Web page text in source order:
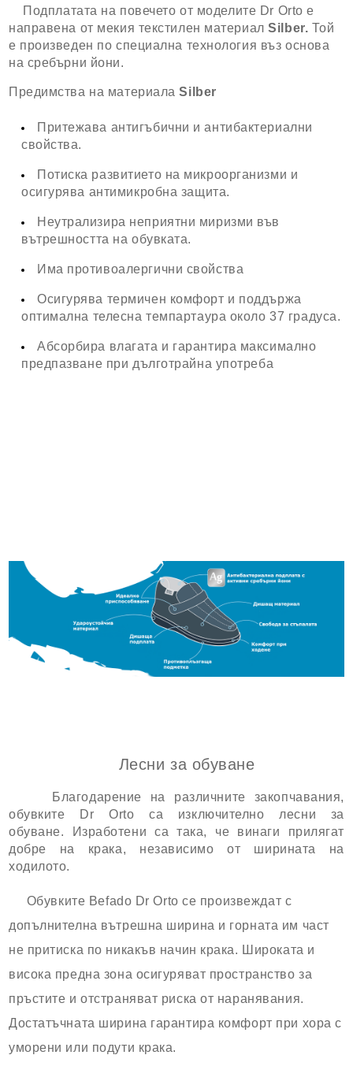
Подплатата на повечето от моделите Dr Orto е
направена от мекия текстилен материалSilber. Той
е произведен по специална технология въз основа
на сребърни йони.
Предимства на материалаSilber
Притежава антигъбични и антибактериални
свойства.
Потиска развитието на микроорганизми и
осигурява антимикробна защита.
Неутрализира неприятни миризми във
вътрешността на обувката.
Има противоалергични свойства
Осигурява термичен комфорт и поддържа
оптимална телесна темпартаура около 37 градуса.
Абсорбира влагата и гарантира максимално
предпазване при дълготрайна употреба
Лесни за обуване
Благодарение на различните закопчавания,
обувките Dr Orto са изключително лесни за
обуване.
Изработени са така, че винаги прилягат
добре на крака, независимо от ширината на
ходилото.
Обувките Befado Dr Orto се произвеждат с
допълнителна вътрешна ширина и горната им част
не притиска по никакъв начин крака. Широката и
висока предна зона осигуряват пространство за
пръстите и отстраняват риска от наранявания.
Достатъчната ширина гарантира комфорт при хора с
уморени или подути крака.